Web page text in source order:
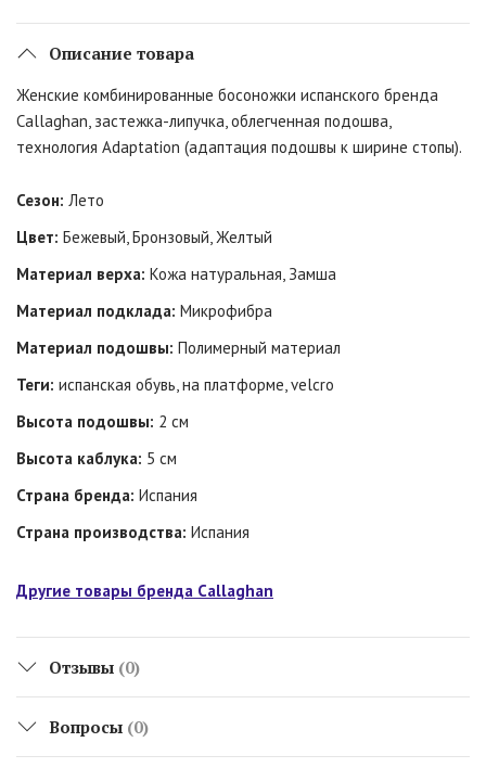
Описание товара
Женские комбинированные босоножки испанского бренда
Callaghan, застежка-липучка, облегченная подошва,
технология Adaptation (адаптация подошвы к ширине стопы).
Сезон: Лето
Цвет: Бежевый, Бронзовый, Желтый
Материал верха: Кожа натуральная, Замша
Материал подклада: Микрофибра
Материал подошвы: Полимерный материал
Теги: испанская обувь, на платформе, velcro
Высота подошвы: 2 см
Высота каблука: 5 см
Страна бренда: Испания
Страна производства: Испания
Другие товары бренда Callaghan
Отзывы (0)
Вопросы (0)